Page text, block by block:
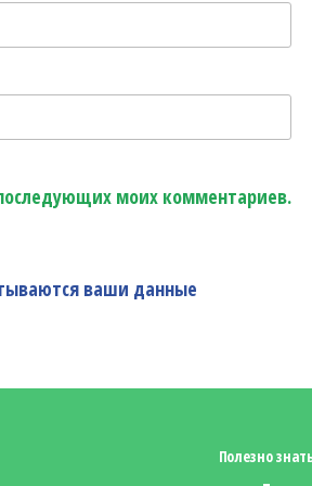
моих комментариев.
ваши данные
Полезно